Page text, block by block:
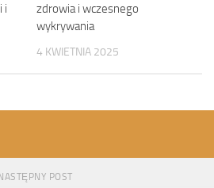
i
zdrowia i wczesnego
wykrywania
4 KWIETNIA 2025
NASTĘPNY POST